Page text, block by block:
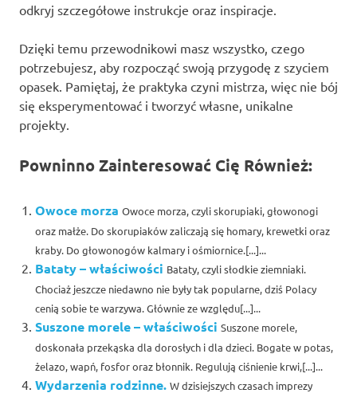
odkryj szczegółowe instrukcje oraz inspiracje.
Dzięki temu przewodnikowi masz wszystko, czego
potrzebujesz, aby rozpocząć swoją przygodę z szyciem
opasek. Pamiętaj, że praktyka czyni mistrza, więc nie bój
się eksperymentować i tworzyć własne, unikalne
projekty.
Powninno Zainteresować Cię Również:
Owoce morza Owoce morza, czyli skorupiaki, głowonogi
oraz małże. Do skorupiaków zaliczają się homary, krewetki oraz
kraby. Do głowonogów kalmary i ośmiornice.[...]...
Bataty – właściwości Bataty, czyli słodkie ziemniaki.
Chociaż jeszcze niedawno nie były tak popularne, dziś Polacy
cenią sobie te warzywa. Głównie ze względu[...]...
Suszone morele – właściwości Suszone morele,
doskonała przekąska dla dorosłych i dla dzieci. Bogate w potas,
żelazo, wapń, fosfor oraz błonnik. Regulują ciśnienie krwi,[...]...
Wydarzenia rodzinne. W dzisiejszych czasach imprezy